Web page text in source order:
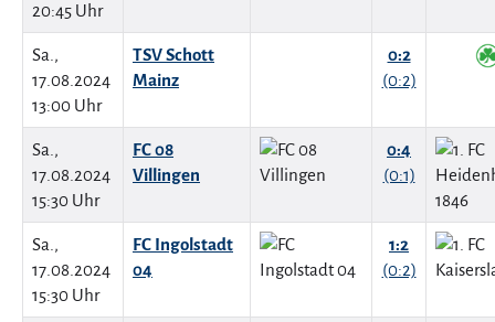
20:45 Uhr
Sa.,
17.08.2024
13:00 Uhr
TSV Schott
Mainz
0:2
(0:2)
Sa.,
17.08.2024
15:30 Uhr
FC 08
Villingen
0:4
(0:1)
Sa.,
17.08.2024
15:30 Uhr
FC Ingolstadt
04
1:2
(0:2)